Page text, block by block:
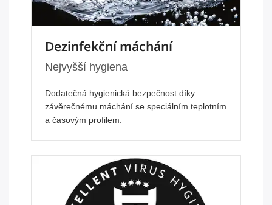
Dezinfekční máchání
Nejvyšší hygiena
Dodatečná hygienická bezpečnost díky
závěrečnému máchání se speciálním teplotním
a časovým profilem.